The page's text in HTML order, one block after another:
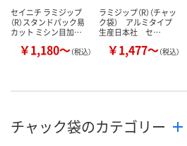
セイニチ ラミジップ
（R）スタンドパック易
カット ミシン目加…
￥1,180～（税込）
ラミジップ（R）（チャッ
ク袋） アルミタイプ
生産日本社 セ…
￥1,477～（税込）
チャック袋のカテゴリー